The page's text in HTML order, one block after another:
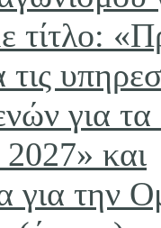
τίτλο:
για τα
και
για την